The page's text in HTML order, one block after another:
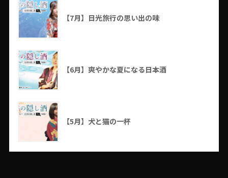
【7月】日光旅行の思い出の味
【6月】爽やかな夏になる日本酒
【5月】犬と猫の一杯